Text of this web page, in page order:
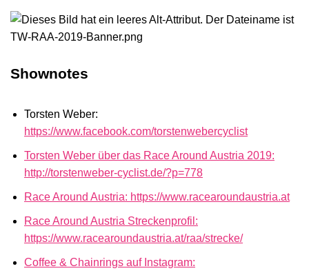
Shownotes
Torsten Weber:
https://www.facebook.com/torstenwebercyclist
Torsten Weber über das Race Around Austria 2019:
http://torstenweber-cyclist.de/?p=778
Race Around Austria: https://www.racearoundaustria.at
Race Around Austria Streckenprofil:
https://www.racearoundaustria.at/raa/strecke/
Coffee & Chainrings auf Instagram: